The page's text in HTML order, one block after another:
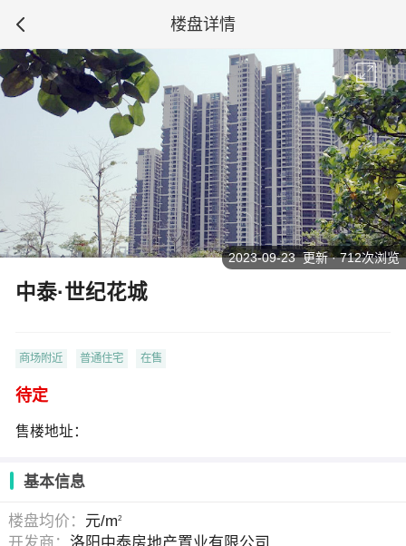
楼盘详情
中泰·世纪花城
商场附近 普通住宅 在售
待定
售楼地址：
2023-09-23 更新 · 712次浏览
基本信息
楼盘均价： 元/m2
开发商： 洛阳中泰房地产置业有限公司